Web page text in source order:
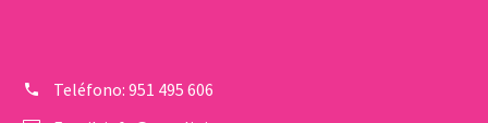
Teléfono: 951 495 606